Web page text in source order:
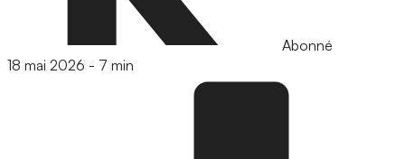
Abonné
18 mai 2026 - 7 min